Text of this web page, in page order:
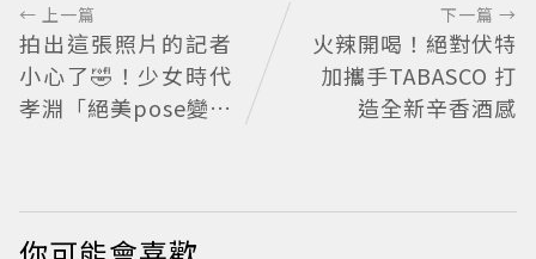
← 上一篇
拍出這張照片的記者
小心了🤣！少女時代
孝淵「絕美pose變搞
下一篇 →
火辣開喝！絕對伏特
加攜手TABASCO 打
造全新辛香酒感